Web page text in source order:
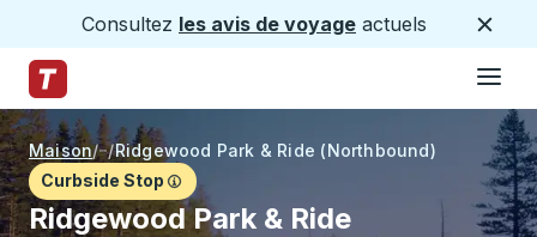
Consultez les avis de voyage actuels
Page d'accueil des sentiers
Maison/ /Ridgewood Park & Ride (Northbound)
Curbside Stop
Ridgewood Park & Ride